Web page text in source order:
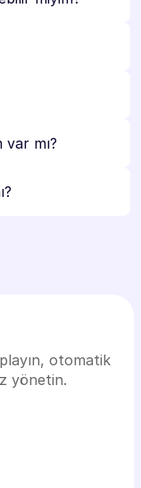
var mı?
otomatik
yönetin.